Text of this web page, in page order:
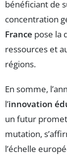
bénéficiant de
concentration
France pose la
ressources et
régions.
En somme,
l’innovation
un futur
mutation,
l’échelle